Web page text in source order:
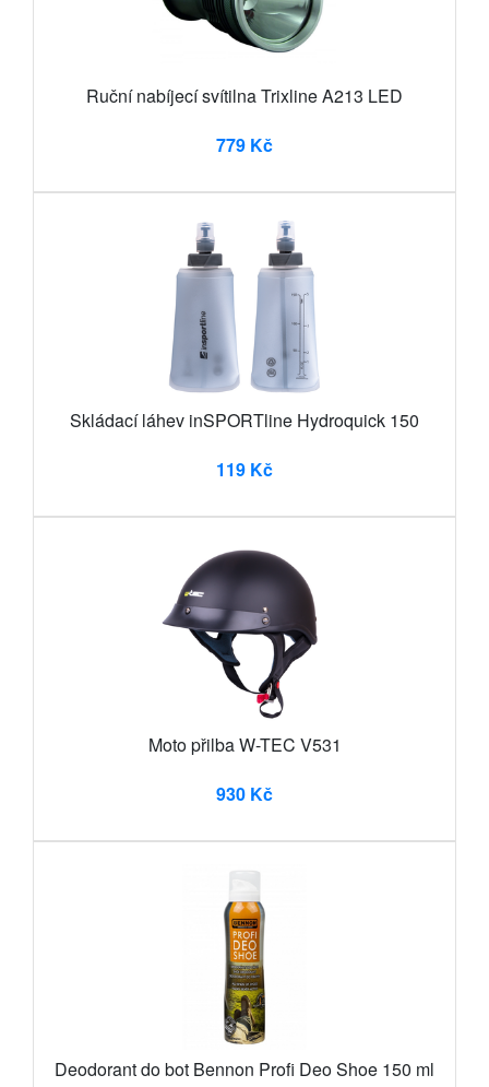
Ruční nabíjecí svítilna Trixline A213 LED
779 Kč
Skládací láhev inSPORTline Hydroquick 150
119 Kč
Moto přilba W-TEC V531
930 Kč
Deodorant do bot Bennon Profi Deo Shoe 150 ml